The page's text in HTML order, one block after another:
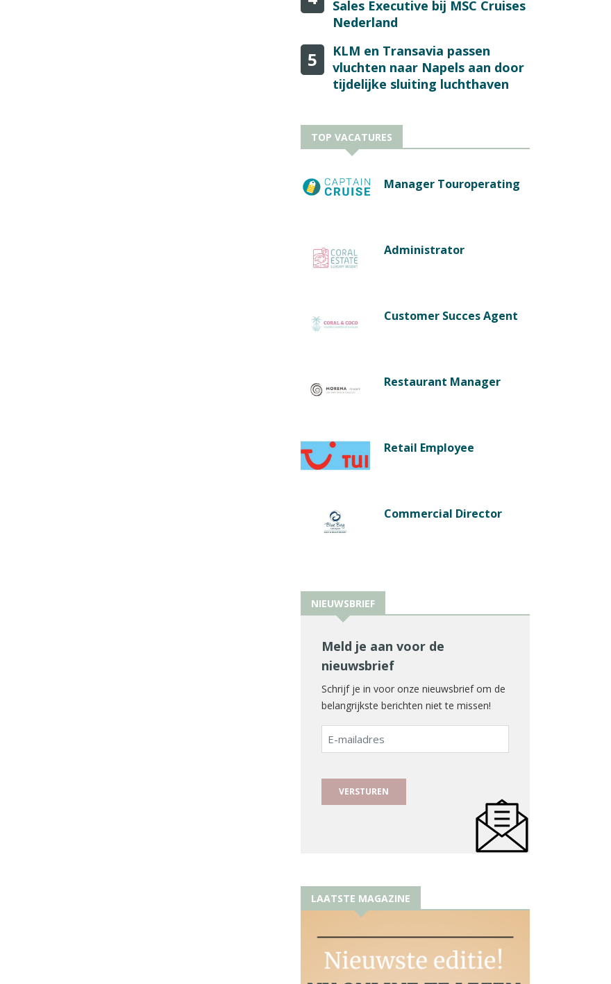
Sales Executive bij MSC Cruises
Nederland
5
KLM en Transavia passen
vluchten naar Napels aan door
tijdelijke sluiting luchthaven
TOP VACATURES
Manager Touroperating
Administrator
Customer Succes Agent
Restaurant Manager
Retail Employee
Commercial Director
NIEUWSBRIEF
Meld je aan voor de
nieuwsbrief
Schrijf je in voor onze nieuwsbrief om de
belangrijkste berichten niet te missen!
E-
mailadres
LAATSTE MAGAZINE